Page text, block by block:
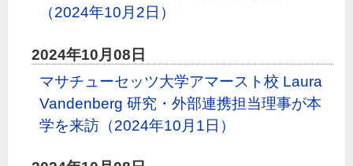
（2024年10月2日）
2024年10月08日
マサチューセッツ大学アマースト校 Laura
Vandenberg 研究・外部連携担当理事が本
学を来訪（2024年10月1日）